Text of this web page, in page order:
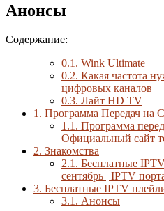
Анонсы
Содержание:
0.1. Wink Ultimate
0.2. Какая частота
цифровых каналов
0.3. Лайт HD TV
1. Программа Передач на
1.1. Программа
Официальный сайт
2. Знакомства
2.1. Бесплатные
сентябрь | IPTV
3. Бесплатные IPTV
3.1. Анонсы